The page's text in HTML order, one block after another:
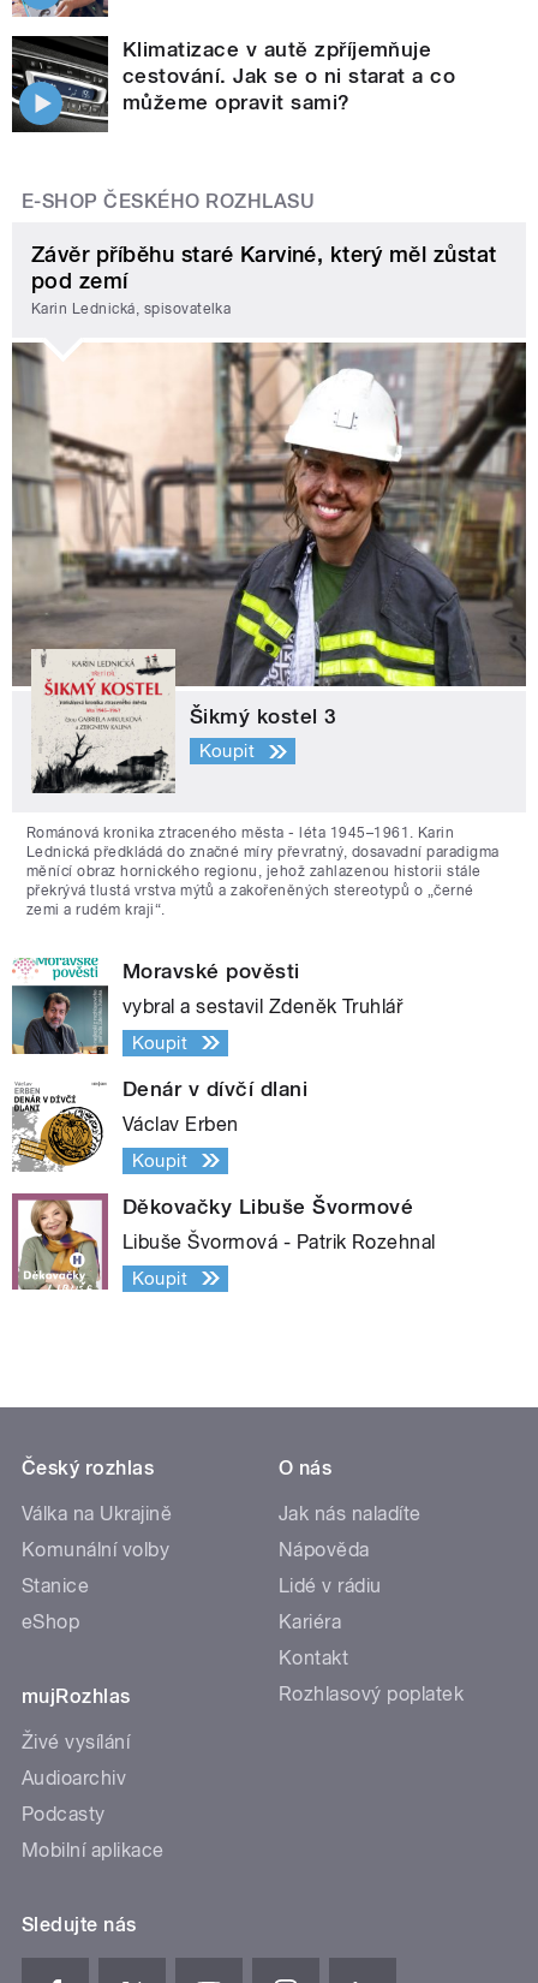
Klimatizace v autě zpříjemňuje
cestování. Jak se o ni starat a co
můžeme opravit sami?
E-SHOP ČESKÉHO ROZHLASU
Závěr příběhu staré Karviné, který měl zůstat
pod zemí
Karin Lednická, spisovatelka
Šikmý kostel 3
Koupit
Románová kronika ztraceného města - léta 1945–1961. Karin
Lednická předkládá do značné míry převratný, dosavadní paradigma
měnící obraz hornického regionu, jehož zahlazenou historii stále
překrývá tlustá vrstva mýtů a zakořeněných stereotypů o „černé
zemi a rudém kraji“.
Moravské pověsti
vybral a sestavil Zdeněk Truhlář
Koupit
Denár v dívčí dlani
Václav Erben
Koupit
Děkovačky Libuše Švormové
Libuše Švormová - Patrik Rozehnal
Koupit
Český rozhlas
Válka na Ukrajině
Komunální volby
Stanice
eShop
mujRozhlas
Živé vysílání
Audioarchiv
Podcasty
Mobilní aplikace
O nás
Jak nás naladíte
Nápověda
Lidé v rádiu
Kariéra
Kontakt
Rozhlasový poplatek
Sledujte nás